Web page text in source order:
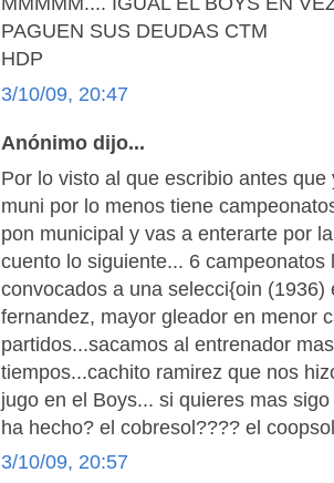
PAGUEN SUS DEUDAS CTM
HDP
3/10/09, 20:47
Anónimo dijo...
Por lo visto al que escribio antes
muni por lo menos tiene
pon municipal y vas a enterarte por
cuento lo siguiente... 6
convocados a una selecci{oin (1936)
fernandez, mayor gleador en menor
partidos...sacamos al entrenador
tiempos...cachito ramirez que nos
jugo en el Boys... si quieres mas
ha hecho? el cobresol???? el
3/10/09, 20:57